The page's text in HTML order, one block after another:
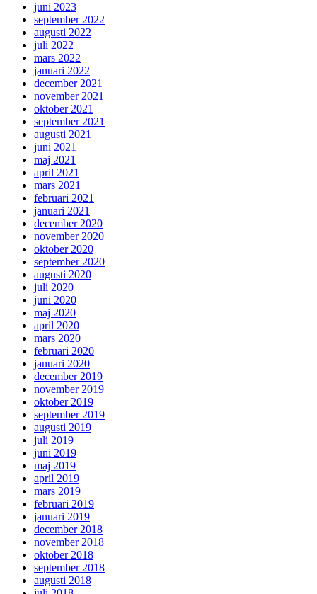
juni 2023
september 2022
augusti 2022
juli 2022
mars 2022
januari 2022
december 2021
november 2021
oktober 2021
september 2021
augusti 2021
juni 2021
maj 2021
april 2021
mars 2021
februari 2021
januari 2021
december 2020
november 2020
oktober 2020
september 2020
augusti 2020
juli 2020
juni 2020
maj 2020
april 2020
mars 2020
februari 2020
januari 2020
december 2019
november 2019
oktober 2019
september 2019
augusti 2019
juli 2019
juni 2019
maj 2019
april 2019
mars 2019
februari 2019
januari 2019
december 2018
november 2018
oktober 2018
september 2018
augusti 2018